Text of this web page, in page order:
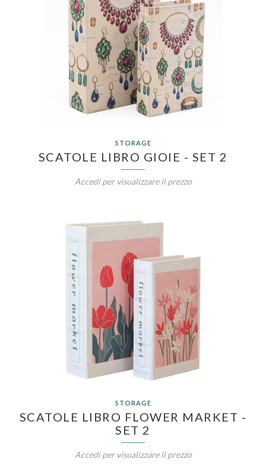
STORAGE
SCATOLE LIBRO GIOIE - SET 2
Accedi per visualizzare il prezzo
STORAGE
SCATOLE LIBRO FLOWER MARKET -
SET 2
Accedi per visualizzare il prezzo